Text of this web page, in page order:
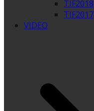
TIF2018
TIF2017
VIDEO